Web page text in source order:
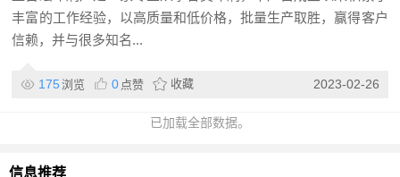
丰富的工作经验，以高质量和低价格，批量生产取胜，赢得客户
信赖，并与很多知名...
175 浏览 0 点赞 收藏 2023-02-26
已加载全部数据。
信息推荐